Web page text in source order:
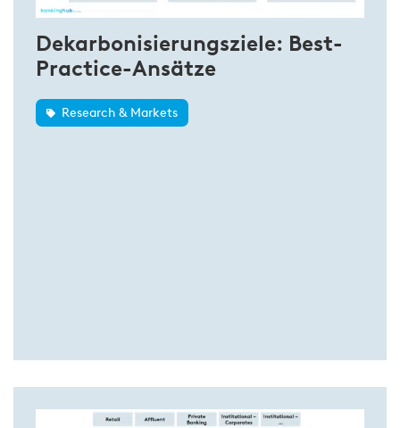
Dekarbonisierungsziele: Best-
Practice-Ansätze
Research & Markets